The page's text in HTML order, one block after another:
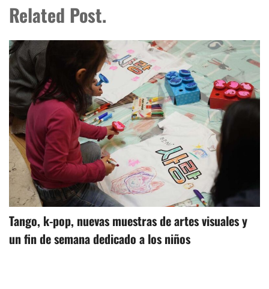
Related Post.
Tango, k-pop, nuevas muestras de artes visuales y
un fin de semana dedicado a los niños